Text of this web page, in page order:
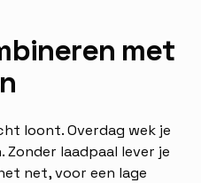
bineren met
n
loont. Overdag wek je
laadpaal lever je
net, voor een lage